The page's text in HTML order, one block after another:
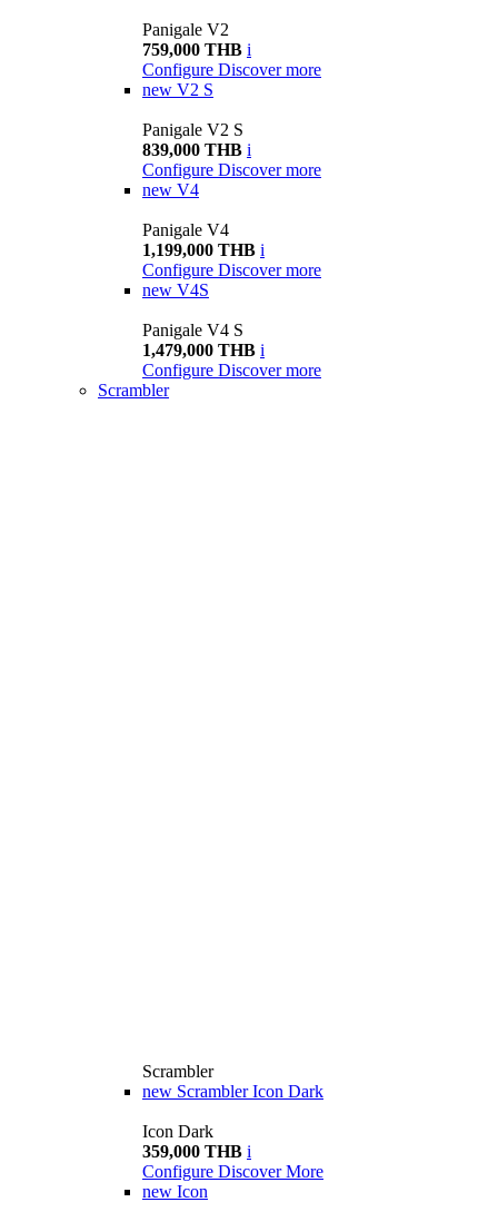
Panigale V2
759,000 THB i
Configure Discover more
new V2 S
Panigale V2 S
839,000 THB i
Configure Discover more
new V4
Panigale V4
1,199,000 THB i
Configure Discover more
new V4S
Panigale V4 S
1,479,000 THB i
Configure Discover more
Scrambler
Scrambler
new Scrambler Icon Dark
Icon Dark
359,000 THB i
Configure Discover More
new Icon